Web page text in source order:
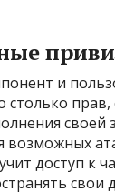
и
прав,
своей
возможных
доступ к
свои